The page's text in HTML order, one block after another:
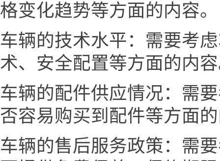
格变化趋势等方面的内容。
车辆的技术水平：需要考
术、安全配置等方面的内
车辆的配件供应情况：需
否容易购买到配件等方面
车辆的售后服务政策：需